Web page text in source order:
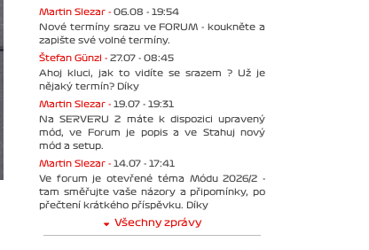
Martin Slezar - 06.08 - 19:54
Nové termíny srazu ve FORUM - koukněte a
zapište své volné termíny.
Štefan Günzl - 27.07 - 08:45
Ahoj kluci, jak to vidíte se srazem ? Už je
nějaký termín? Díky
Martin Slezar - 19.07 - 19:31
Na SERVERU 2 máte k dispozici upravený
mód, ve Forum je popis a ve Stahuj nový
mód a setup.
Martin Slezar - 14.07 - 17:41
Ve forum je otevřené téma Módu 2026/2 -
tam směřujte vaše názory a připomínky, po
přečtení krátkého příspěvku. Díky
Všechny zprávy